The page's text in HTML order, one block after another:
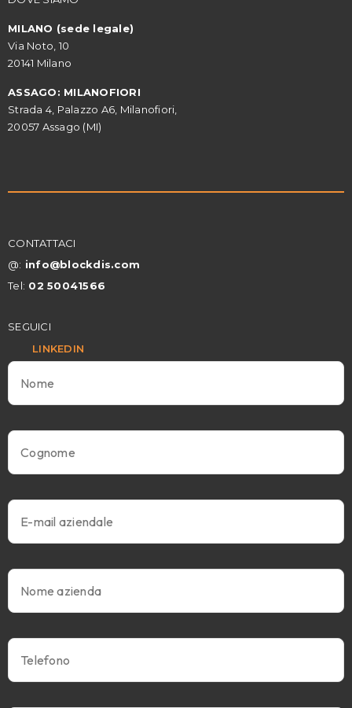
MILANO (sede legale)
Via Noto, 10
20141 Milano
ASSAGO: MILANOFIORI
Strada 4, Palazzo A6, Milanofiori,
20057 Assago (MI)
CONTATTACI
@: info@blockdis.com
Tel: 02 50041566
SEGUICI
LINKEDIN